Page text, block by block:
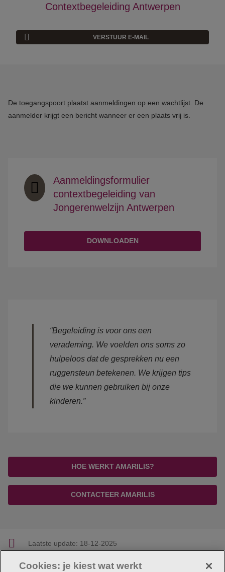
Contextbegeleiding Antwerpen
VERSTUUR E-MAIL
De toegangspoort plaatst aanmeldingen op een wachtlijst. De
aanmelder krijgt een bericht wanneer er een plaats vrij is.
Aanmeldingsformulier
contextbegeleiding van
Jongerenwelzijn Antwerpen
DOWNLOADEN
“Begeleiding is voor ons een
verademing. We voelden ons soms zo
hulpeloos dat de gesprekken nu een
ruggensteun betekenen. We krijgen tips
die we kunnen gebruiken bij onze
kinderen.”
HOE WERKT AMARILIS?
CONTACTEER AMARILIS
Laatste update: 18-12-2025
Cookies: je kiest wat werkt